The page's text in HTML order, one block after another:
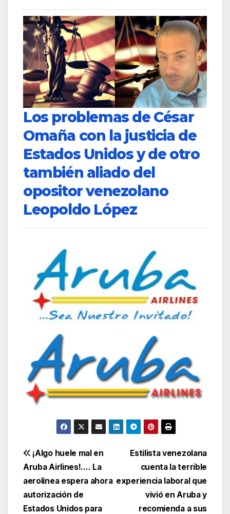
Los problemas de César
Omaña con la justicia de
Estados Unidos y de otro
también aliado del
opositor venezolano
Leopoldo López
Navegación
de
entradas
Estilista venezolana
cuenta la terrible
experiencia laboral que
vivió en Aruba y
recomienda a sus
¡Algo huele mal en
Aruba Airlines!…. La
aerolínea espera ahora
autorización de
Estados Unidos para